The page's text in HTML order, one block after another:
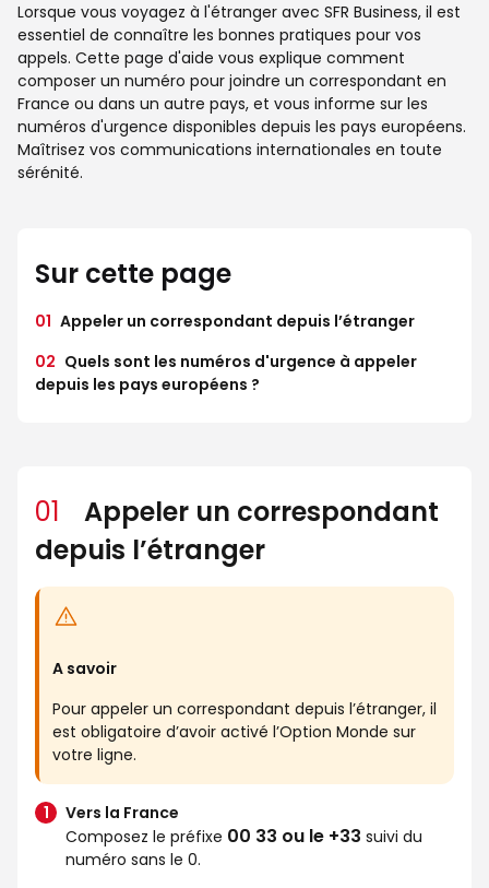
Lorsque vous voyagez à l'étranger avec SFR Business, il est
essentiel de connaître les bonnes pratiques pour vos
appels. Cette page d'aide vous explique comment
composer un numéro pour joindre un correspondant en
France ou dans un autre pays, et vous informe sur les
numéros d'urgence disponibles depuis les pays européens.
Maîtrisez vos communications internationales en toute
sérénité.
Sur cette page
01 Appeler un correspondant depuis l’étranger
02 Quels sont les numéros d'urgence à appeler
depuis les pays européens ?
01
Appeler un correspondant
depuis l’étranger
A savoir
Pour appeler un correspondant depuis l’étranger, il
est obligatoire d’avoir activé l’Option Monde sur
votre ligne.
Vers la France
Composez le préfixe 00 33 ou le +33 suivi du
numéro sans le 0.